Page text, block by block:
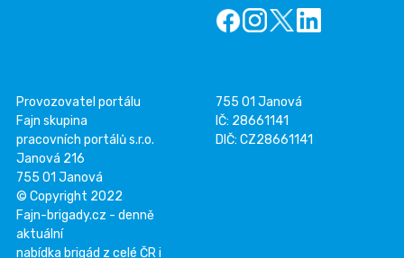
Provozovatel portálu
Fajn skupina
pracovních portálů s.r.o.
Janová 216
755 01 Janová
755 01 Janová
IČ: 28661141
DIČ: CZ28661141
© Copyright 2022
Fajn-brigady.cz - denně
aktuální
nabídka brigád z celé ČR i